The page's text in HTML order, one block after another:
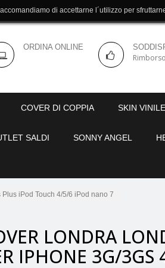
ORDINA ONLINE
COVER DI COPPIA SKIN VINILE
SALDI SONNY ANGEL
di accettarne l´utilizzo per
iPod Touch 4/5/6 iPod nano 7
LONDRA
IPHONE 3G/3GS